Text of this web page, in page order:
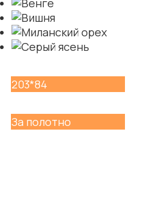
203*84
За полотно